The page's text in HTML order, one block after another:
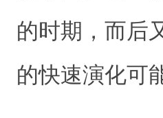
的时期，而后
的快速演化可